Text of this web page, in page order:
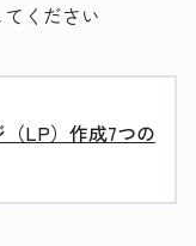
ください
（LP）作成7つの